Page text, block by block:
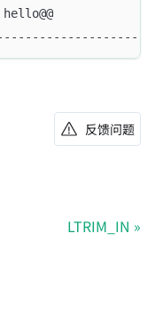
反馈问题
LTRIM_IN